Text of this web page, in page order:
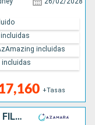
+Tasas
incluidas
incluidas
AUSTRALIA, INDONESIA, MALASIA, FILIPINAS, CHINA, VIETNAM, TAILANDIA, SINGAPUR